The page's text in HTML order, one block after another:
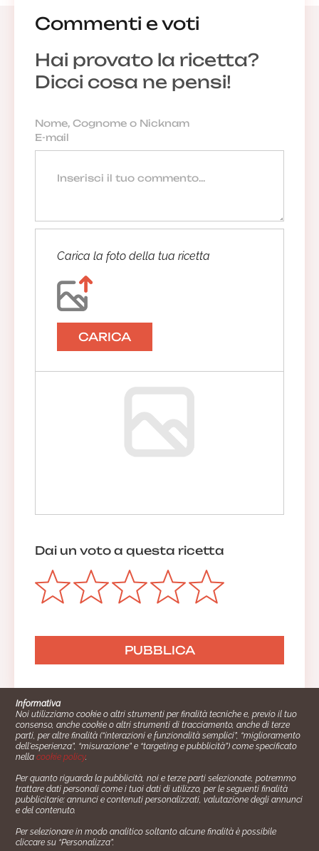
Commenti e voti
Hai provato la ricetta?
Dicci cosa ne pensi!
Carica la foto della tua ricetta
CARICA
Dai un voto a questa ricetta
Cucinare.it è un marchio commerciale di Impiego24.it s.r.l.
copyright 2014 - 2024 P.IVA: 03406490130
Azienda certiﬁcata ISO 27001 numero: SNR 73140386/89/I
- Azienda certiﬁcata ISO 9001 numero: SNR
Informativa
Noi utilizziamo cookie o altri strumenti per finalità tecniche e, previo il tuo
consenso, anche cookie o altri strumenti di tracciamento, anche di terze
parti, per altre finalità (“interazioni e funzionalità semplici”, “miglioramento
dell'esperienza”, “misurazione” e “targeting e pubblicità”) come specificato
nellacookie policy.
Per quanto riguarda la pubblicità, noi e terze parti selezionate, potremmo
trattare dati personali come i tuoi dati di utilizzo, per le seguenti finalità
pubblicitarie: annunci e contenuti personalizzati, valutazione degli annunci
e del contenuto.
Per selezionare in modo analitico soltanto alcune finalità è possibile
cliccare su “Personalizza”.